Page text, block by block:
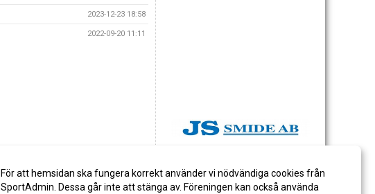
2023-12-23 18:58
2022-09-20 11:11
För att hemsidan ska fungera korrekt använder vi nödvändiga cookies från
SportAdmin. Dessa går inte att stänga av. Föreningen kan också använda